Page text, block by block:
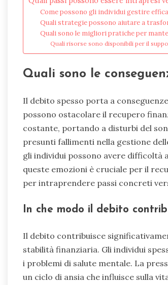
Come possono gli individui gestire
Quali strategie possono aiutare a
Quali sono le migliori pratiche per
Quali risorse sono disponibili per il
Quali sono le
Il debito spesso porta a
possono ostacolare il recupero
costante, portando a disturbi del
presunti fallimenti nella gestione
gli individui possono avere
queste emozioni è cruciale per il
per intraprendere passi concreti
In che modo il debito
Il debito contribuisce
stabilità finanziaria. Gli individui
i problemi di salute mentale. La
un ciclo di ansia che influisce sulla